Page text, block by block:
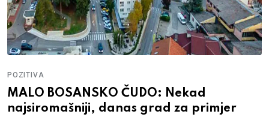
POZITIVA
MALO BOSANSKO ČUDO: Nekad
najsiromašniji, danas grad za primjer